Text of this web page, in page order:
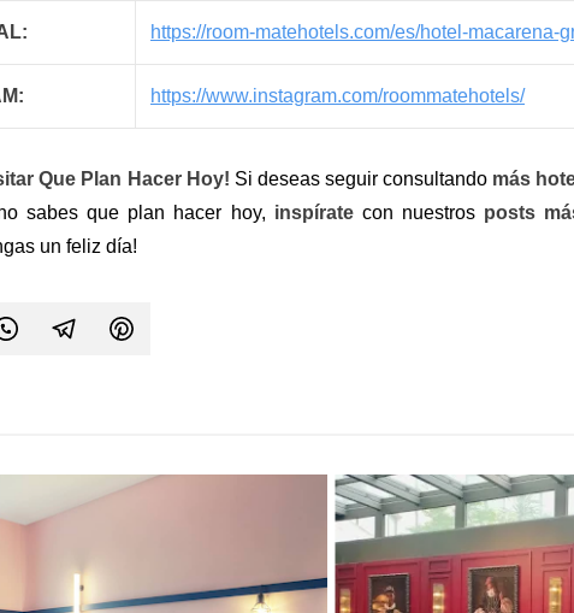
https://room-matehotels.com/es/hotel-macarena-
https://www.instagram.com/roommatehotels/
Que Plan Hacer Hoy! Si deseas seguir consultando más
sabes que plan hacer hoy, inspíratecon nuestros posts
un feliz día!